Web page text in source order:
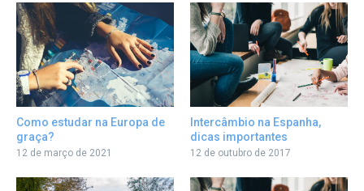
Como estudar na Europa de
graça?
12 de março de 2021
Intercâmbio na Espanha,
dicas importantes
12 de outubro de 2017